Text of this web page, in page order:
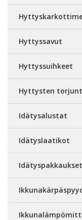
Hyttyssavut
Hyttyssuihkeet
Hyttysten
Idätysalustat
Idätyslaatikot
Idätyspakkaukset